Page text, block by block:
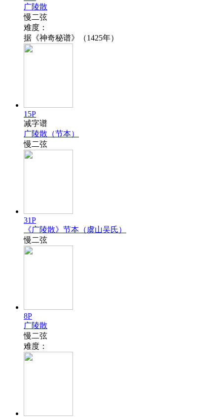
广陵散
慢二弦
难度：
据《神奇秘谱》（1425年）
15P
减字谱
广陵散（节本）
慢二弦
31P
《广陵散》节本（虞山吴氏）
慢二弦
8P
广陵散
慢二弦
难度：